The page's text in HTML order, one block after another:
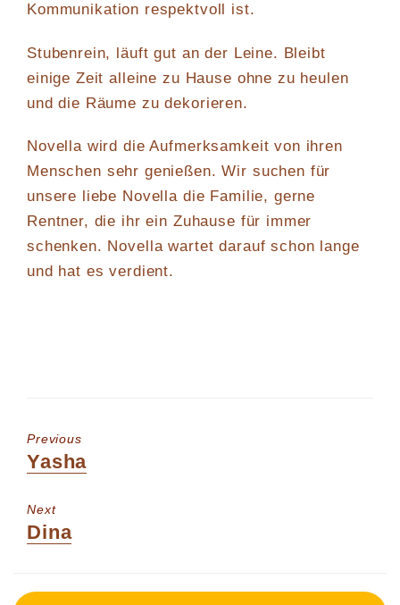
Kommunikation respektvoll ist.
Stubenrein, läuft gut an der Leine. Bleibt
einige Zeit alleine zu Hause ohne zu heulen
und die Räume zu dekorieren.
Novella wird die Aufmerksamkeit von ihren
Menschen sehr genießen. Wir suchen für
unsere liebe Novella die Familie, gerne
Rentner, die ihr ein Zuhause für immer
schenken. Novella wartet darauf schon lange
und hat es verdient.
Previous
Previous
Yasha
Next
Next
Dina